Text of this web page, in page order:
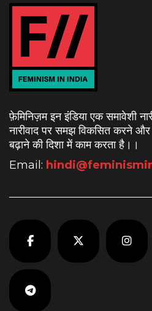
फ़ेमिनिज़म इन इंडिया एक समावेशी
नारीवाद पर समझ विकसित करने और
बढ़ाने की दिशा में काम करता है। ।
Email: